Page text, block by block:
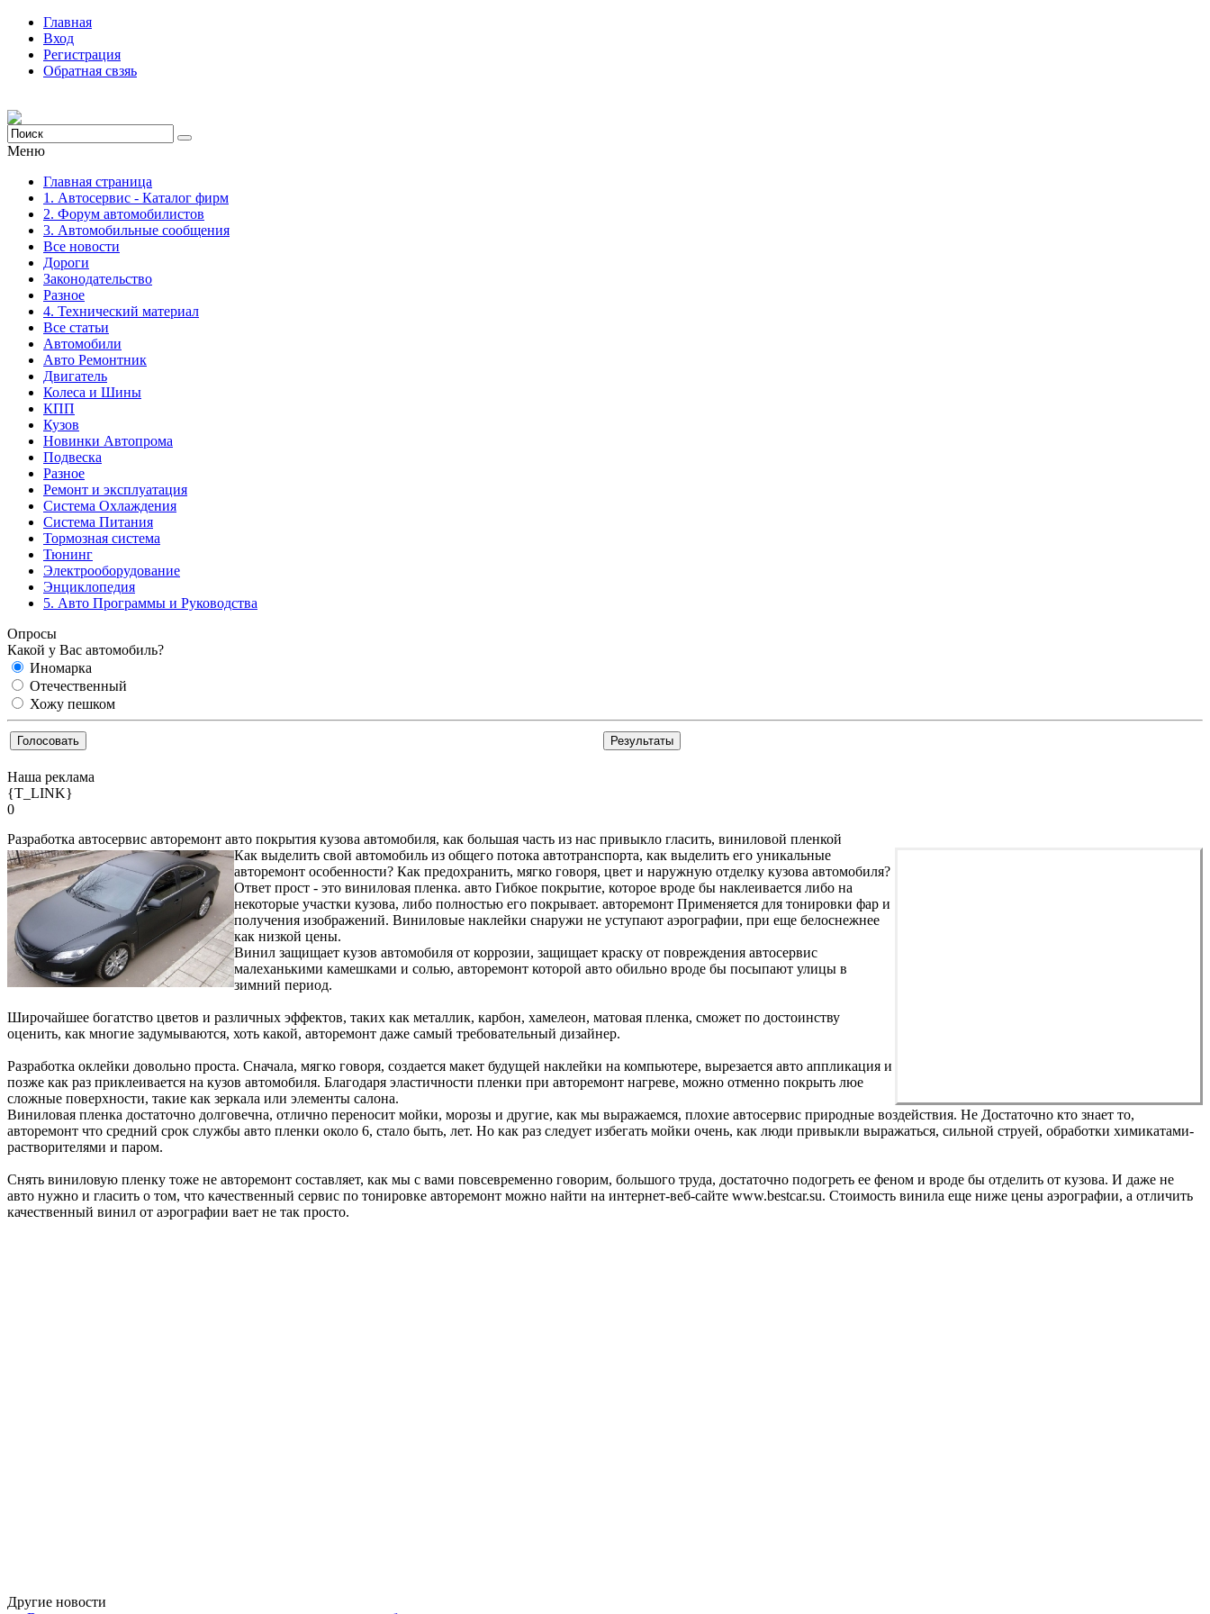
Главная
Вход
Регистрация
Обратная свзяь
Меню
Главная страница
1. Автосервис - Каталог фирм
2. Форум автомобилистов
3. Автомобильные сообщения
Все новости
Дороги
Законодательство
Разное
4. Технический материал
Все статьи
Автомобили
Авто Ремонтник
Двигатель
Колеса и Шины
КПП
Кузов
Новинки Автопрома
Подвеска
Разное
Ремонт и эксплуатация
Система Охлаждения
Система Питания
Тормозная система
Тюнинг
Электрооборудование
Энциклопедия
5. Авто Программы и Руководства
Опросы
Какой у Вас автомобиль?
Иномарка
Отечественный
Хожу пешком
Наша реклама
{T_LINK}
0
Разработка автосервис авторемонт авто покрытия кузова автомобиля, как большая часть из нас привыкло гласить, виниловой пленкой
Как выделить свой автомобиль из общего потока автотранспорта, как выделить его уникальные
авторемонт особенности? Как предохранить, мягко говоря, цвет и наружную отделку кузова автомобиля?
Ответ прост - это виниловая пленка. авто Гибкое покрытие, которое вроде бы наклеивается либо на
некоторые участки кузова, либо полностью его покрывает. авторемонт Применяется для тонировки фар и
получения изображений. Виниловые наклейки снаружи не уступают аэрографии, при еще белоснежнее
как низкой цены.
Винил защищает кузов автомобиля от коррозии, защищает краску от повреждения автосервис
малеханькими камешками и солью, авторемонт которой авто обильно вроде бы посыпают улицы в
зимний период.
Широчайшее богатство цветов и различных эффектов, таких как металлик, карбон, хамелеон, матовая пленка, сможет по достоинству
оценить, как многие задумываются, хоть какой, авторемонт даже самый требовательный дизайнер.
Разработка оклейки довольно проста. Сначала, мягко говоря, создается макет будущей наклейки на компьютере, вырезается авто аппликация и
позже как раз приклеивается на кузов автомобиля. Благодаря эластичности пленки при авторемонт нагреве, можно отменно покрыть люе
сложные поверхности, такие как зеркала или элементы салона.
Виниловая пленка достаточно долговечна, отлично переносит мойки, морозы и другие, как мы выражаемся, плохие автосервис природные воздействия. Не Достаточно кто знает то,
авторемонт что средний срок службы авто пленки около 6, стало быть, лет. Но как раз следует избегать мойки очень, как люди привыкли выражаться, сильной струей, обработки химикатами-
растворителями и паром.
Снять виниловую пленку тоже не авторемонт составляет, как мы с вами повсевременно говорим, большого труда, достаточно подогреть ее феном и вроде бы отделить от кузова. И даже не
авто нужно и гласить о том, что качественный сервис по тонировке авторемонт можно найти на интернет-веб-сайте www.bestcar.su. Стоимость винила еще ниже цены аэрографии, а отличить
качественный винил от аэрографии вает не так просто.
Другие новости